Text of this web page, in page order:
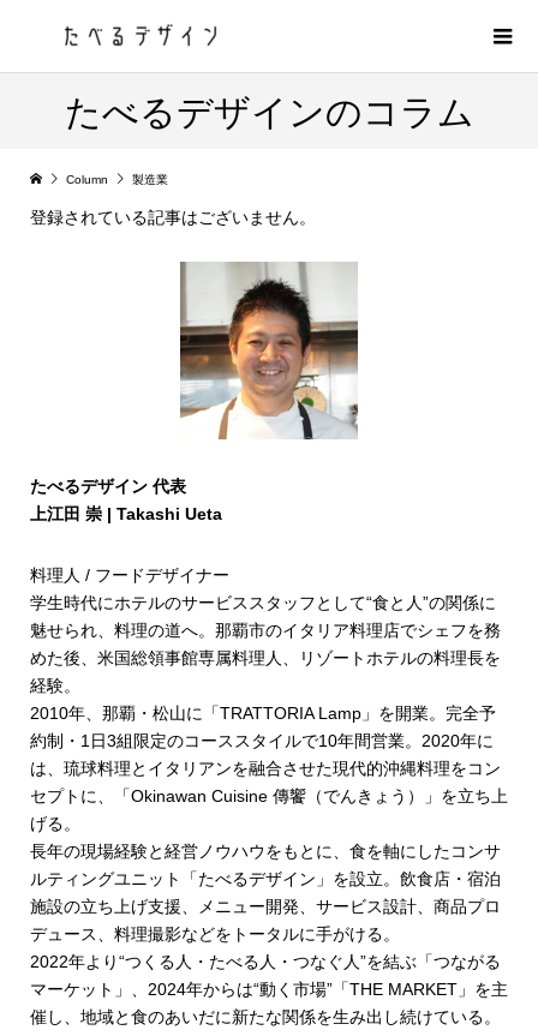
たべるデザインのコラム
Column 製造業
登録されている記事はございません。
たべるデザイン 代表
上江田 崇 | Takashi Ueta
料理人 / フードデザイナー
学生時代にホテルのサービススタッフとして“食と人”の関係に
魅せられ、料理の道へ。那覇市のイタリア料理店でシェフを務
めた後、米国総領事館専属料理人、リゾートホテルの料理長を
経験。
2010年、那覇・松山に「TRATTORIA Lamp」を開業。完全予
約制・1日3組限定のコーススタイルで10年間営業。2020年に
は、琉球料理とイタリアンを融合させた現代的沖縄料理をコン
セプトに、「Okinawan Cuisine 傳饗（でんきょう）」を立ち上
げる。
長年の現場経験と経営ノウハウをもとに、食を軸にしたコンサ
ルティングユニット「たべるデザイン」を設立。飲食店・宿泊
施設の立ち上げ支援、メニュー開発、サービス設計、商品プロ
デュース、料理撮影などをトータルに手がける。
2022年より“つくる人・たべる人・つなぐ人”を結ぶ「つながる
マーケット」、2024年からは“動く市場”「THE MARKET」を主
催し、地域と食のあいだに新たな関係を生み出し続けている。